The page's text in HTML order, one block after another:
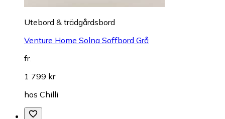
Utebord & trädgårdsbord
Venture Home Solna Soffbord Grå
fr.
1 799 kr
hos Chilli